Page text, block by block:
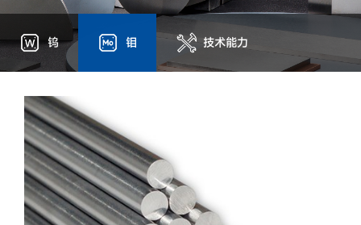
钨 钼 技术能力
设备优势